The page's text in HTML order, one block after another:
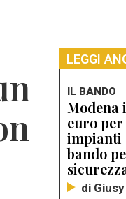
LEGGI
IL BANDO
Modena
euro
impianti
bando
di